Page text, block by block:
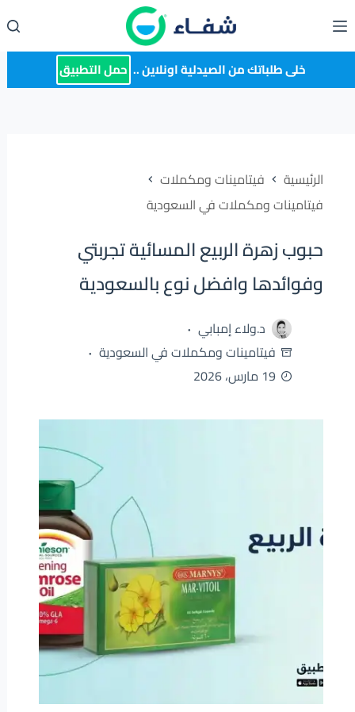
إلى
المحتوى خلى طلباتك من الصيدلية اونلاين .. حمل التطبيق
الرئيسية
فيتامينات ومكملات
فيتامينات ومكملات في السعودية
حبوب زهرة الربيع المسائية تجربتي
وفوائدها وافضل نوع بالسعودية
د.ولاء إمبابي
فيتامينات ومكملات في السعودية
19 مارس، 2026